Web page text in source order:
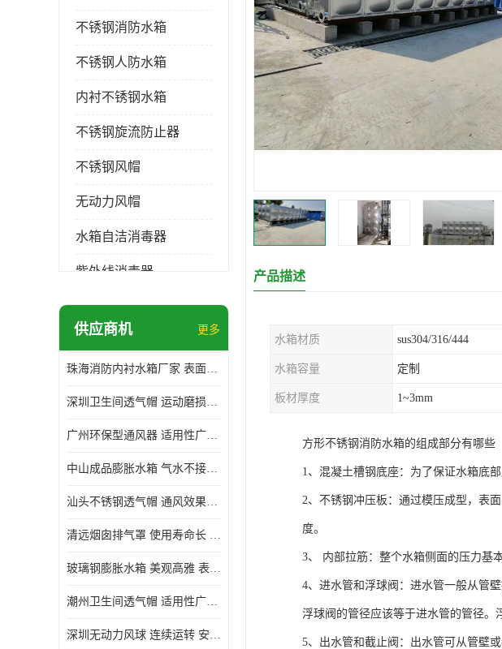
不锈钢消防水箱
不锈钢人防水箱
内衬不锈钢水箱
不锈钢旋流防止器
不锈钢风帽
无动力风帽
水箱自洁消毒器
紫外线消毒器
膨胀水箱
生活水箱
镀锌钢板水箱
供应商机 更多
珠海消防内衬水箱厂家 表面光滑 施工设计合理
深圳卫生间透气帽 运动磨损小 重量轻 无噪音
广州环保型通风器 适用性广泛 灰尘不易附着
中山成品膨胀水箱 气水不接触 一次充气可保持长久使用
汕头不锈钢透气帽 通风效果好 无噪音 无火花
清远烟囱排气罩 使用寿命长 安装简便迅捷
玻璃钢膨胀水箱 美观高雅 表面光洁美观
潮州卫生间透气帽 适用性广泛 可以长期运行
深圳无动力风球 连续运转 安装操作简便
产品描述
水箱材质 sus304/316/444
水箱容量 定制
板材厚度 1~3mm
方形不锈钢消防水箱的组成部分有哪些
1、混凝土槽钢底座：为了保证水箱底
2、不锈钢冲压板：通过模压成型，表
度。
3、 内部拉筋：整个水箱侧面的压力基
4、进水管和浮球阀：进水管一般从管
浮球阀的管径应该等于进水管的管径。
5、出水管和截止阀：出水管可从管壁